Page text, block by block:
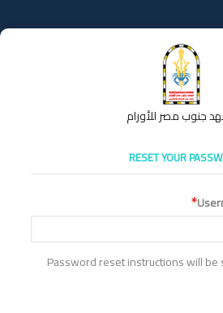
جنوب مصر للأورام
RESET YOUR
Password reset instructions will